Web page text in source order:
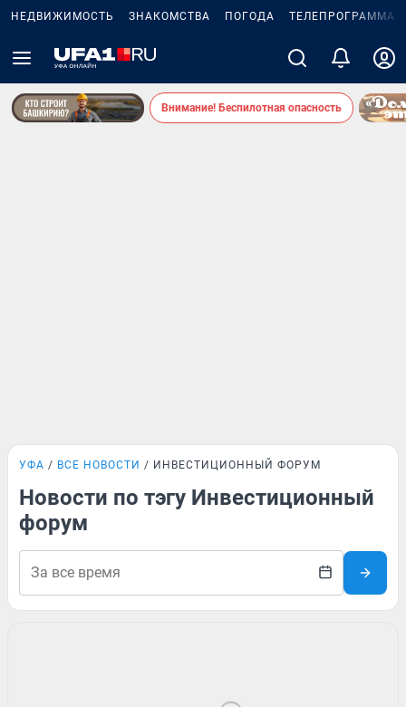
НЕДВИЖИМОСТЬ ЗНАКОМСТВА ПОГОДА ТЕЛЕПРОГРАММА
Внимание! Беспилотная опасность
УФА ВСЕ НОВОСТИ ИНВЕСТИЦИОННЫЙ ФОРУМ
Новости по тэгу Инвестиционный
форум